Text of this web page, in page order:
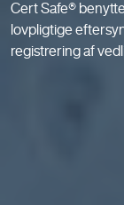
Cert Safe®
lovpligtige
registrering af